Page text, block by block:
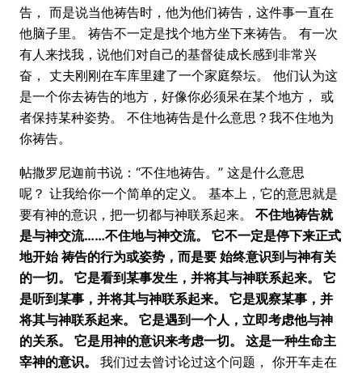
告， 而是说当他祷告时，他为他们祷告，这件事一直在
他脑子里。 祷告不一定是找个地方坐下来祷告。 有一次
有人来找我，说他们对自己的基督徒成长感到非常兴
奋， 丈夫刚刚在车库里建了一个家庭祭坛。 他们认为这
是一个你去祷告的地方，好像你必须呆在某个地方， 或
者保持某种姿势。 不住地祷告是什么意思？我不住地为
你祷告。
帖撒罗尼迦前书说：“不住地祷告。” 这是什么意思
呢？ 让我给你一个简单的定义。 基本上，它的意思就是
要有神的意识，把一切都与神联系起来。
不住地祷告就
是与神交流……不住地与神交流。 它不一定是停下来正式
地开始 祷告的行为或姿势，而是要 始终意识到与神有关
的一切。 它是看到某事发生，并将其与神联系起来。 它
是听到某事，并将其与神联系起来。 它是观察某事，并
将其与神联系起来。 它是遇到一个人，立即考虑他与神
的关系。 它是用神的意识来考虑一切。 这是一种生命主
宰神的意识。 我们过去曾讨论过这个问题， 你开车走在